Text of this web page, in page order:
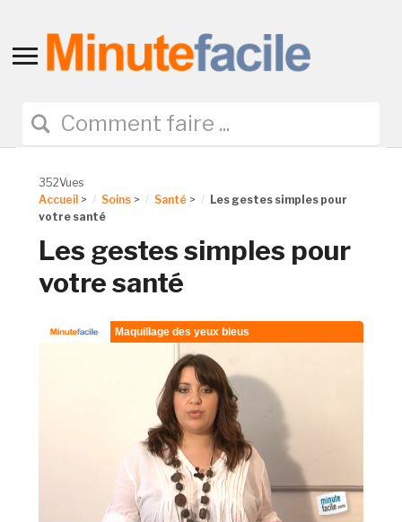
Toggle
navigation
352Vues
Accueil > Soins > Santé >
Les gestes simples pour
votre santé
Les gestes simples pour
votre santé